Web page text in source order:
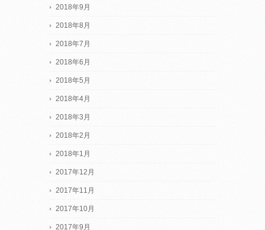
2018年9月
2018年8月
2018年7月
2018年6月
2018年5月
2018年4月
2018年3月
2018年2月
2018年1月
2017年12月
2017年11月
2017年10月
2017年9月